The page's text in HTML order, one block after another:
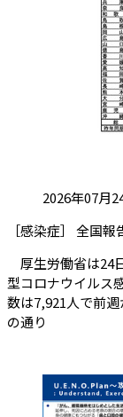
投稿日:2026年07月
［感染症］ 全国
厚生労働省は24
型コロナウイルス
数は7,921人で前
の通り